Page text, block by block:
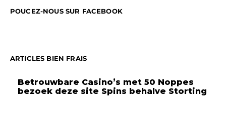
POUCEZ-NOUS SUR FACEBOOK
ARTICLES BIEN FRAIS
Betrouwbare Casino’s met 50 Noppes
bezoek deze site Spins behalve Storting